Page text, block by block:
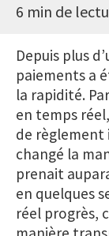
6 min de
Depuis plus
paiements a
la rapidité.
en temps
de
changé la
prenait
en quelques
réel progrès,